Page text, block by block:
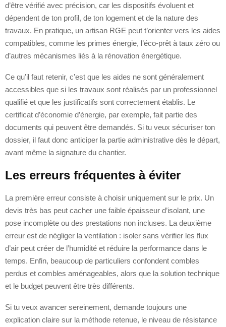
d’être vérifié avec précision, car les dispositifs évoluent et
dépendent de ton profil, de ton logement et de la nature des
travaux. En pratique, un artisan RGE peut t’orienter vers les aides
compatibles, comme les primes énergie, l’éco-prêt à taux zéro ou
d’autres mécanismes liés à la rénovation énergétique.
Ce qu’il faut retenir, c’est que les aides ne sont généralement
accessibles que si les travaux sont réalisés par un professionnel
qualifié et que les justificatifs sont correctement établis. Le
certificat d’économie d’énergie, par exemple, fait partie des
documents qui peuvent être demandés. Si tu veux sécuriser ton
dossier, il faut donc anticiper la partie administrative dès le départ,
avant même la signature du chantier.
Les erreurs fréquentes à éviter
La première erreur consiste à choisir uniquement sur le prix. Un
devis très bas peut cacher une faible épaisseur d’isolant, une
pose incomplète ou des prestations non incluses. La deuxième
erreur est de négliger la ventilation : isoler sans vérifier les flux
d’air peut créer de l’humidité et réduire la performance dans le
temps. Enfin, beaucoup de particuliers confondent combles
perdus et combles aménageables, alors que la solution technique
et le budget peuvent être très différents.
Si tu veux avancer sereinement, demande toujours une
explication claire sur la méthode retenue, le niveau de résistance